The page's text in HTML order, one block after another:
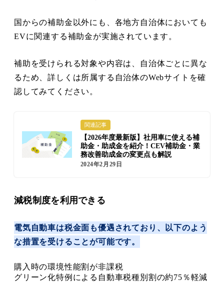
国からの補助金以外にも、各地方自治体においても
EVに関連する補助金が実施されています。
補助を受けられる対象や内容は、自治体ごとに異な
るため、詳しくは所属する自治体のWebサイトを確
認してみてください。
関連記事
【2026年度最新版】社用車に使える補
助金・助成金を紹介！CEV補助金・業
務改善助成金の変更点も解説
2024年2月29日
減税制度を利用できる
電気自動車は税金面も優遇されており、以下のよう
な措置を受けることが可能です。
購入時の環境性能割が非課税
グリーン化特例による自動車税種別割の約75％軽減